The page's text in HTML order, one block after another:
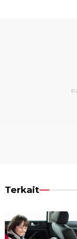
Terkait